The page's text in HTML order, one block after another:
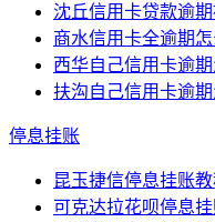
沈丘信用卡贷款逾
商水信用卡全逾期
西华自己信用卡逾
扶沟自己信用卡逾
停息挂账
昆玉捷信停息挂账
可克达拉花呗停息